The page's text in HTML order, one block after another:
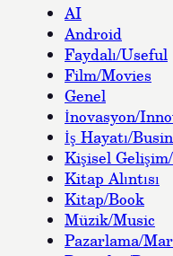
AI
Android
Faydalı/Useful
Film/Movies
Genel
İnovasyon/
İş Hayatı/
Kişisel
Kitap Alıntısı
Kitap/Book
Müzik/Music
Pazarlama/